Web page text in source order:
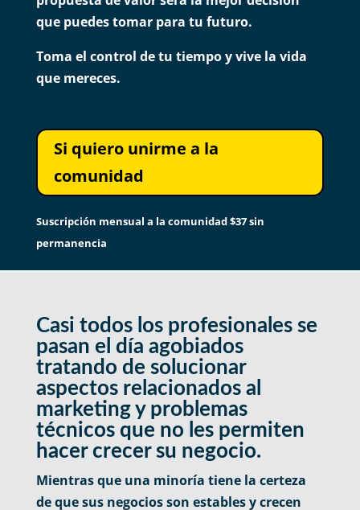
que puedes tomar para tu futuro.
Toma el control de tu tiempo y vive la vida
que mereces.
Si quiero unirme a la
comunidad
Suscripción mensual a la comunidad $37sin
permanencia
Casi todos los profesionales se
pasan el día agobiados
tratando de solucionar
aspectos relacionados al
marketing y problemas
técnicos que no les permiten
hacer crecer su negocio.
Mientras que una minoría tiene la certeza
de que sus negocios son estables y crecen